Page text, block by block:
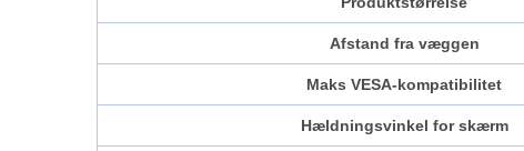
Afstand fra væggen
Maks VESA-kompatibilitet
Hældningsvinkel for skærm